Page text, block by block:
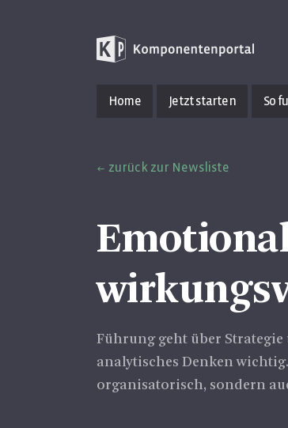
Home Jetzt starten So
zurück zur Newsliste
Führung geht über
analytisches Denken
organisatorisch, sondern